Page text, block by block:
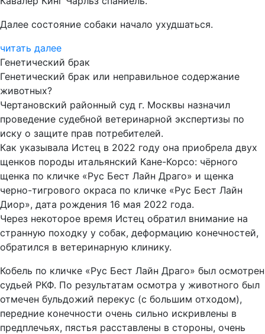
Далее состояние собаки начало ухудшаться.
читать далее
Генетический брак
Генетический брак или неправильное содержание
животных?
Чертановский районный суд г. Москвы назначил
проведение судебной ветеринарной экспертизы по
иску о защите прав потребителей.
Как указывала Истец в 2022 году она приобрела двух
щенков породы итальянский Кане-Корсо: чёрного
щенка по кличке «Рус Бест Лайн Драго» и щенка
черно-тигрового окраса по кличке «Рус Бест Лайн
Диор», дата рождения 16 мая 2022 года.
Через некоторое время Истец обратил внимание на
странную походку у собак, деформацию конечностей,
обратился в ветеринарную клинику.
Кобель по кличке «Рус Бест Лайн Драго» был осмотрен
судьей РКФ. По результатам осмотра у животного был
отмечен бульдожий перекус (с большим отходом),
передние конечности очень сильно искривлены в
предплечьях, пястья расставлены в стороны, очень